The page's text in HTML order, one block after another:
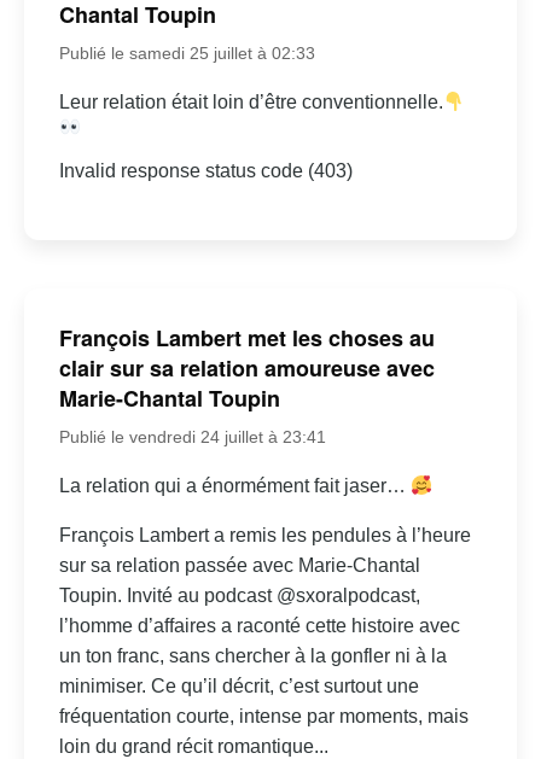
Chantal Toupin
Publié le samedi 25 juillet à 02:33
Leur relation était loin d’être conventionnelle.
Invalid response status code (403)
François Lambert met les choses au
clair sur sa relation amoureuse avec
Marie-Chantal Toupin
Publié le vendredi 24 juillet à 23:41
La relation qui a énormément fait jaser…
François Lambert a remis les pendules à l’heure
sur sa relation passée avec Marie-Chantal
Toupin. Invité au podcast @sxoralpodcast,
l’homme d’affaires a raconté cette histoire avec
un ton franc, sans chercher à la gonfler ni à la
minimiser. Ce qu’il décrit, c’est surtout une
fréquentation courte, intense par moments, mais
loin du grand récit romantique...